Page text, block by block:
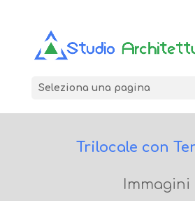
Seleziona una pagina
Trilocale con
Immagini